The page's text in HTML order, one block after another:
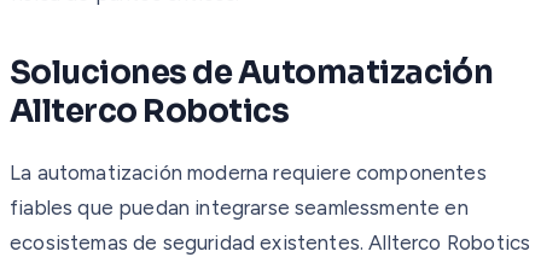
Soluciones de Automatización
Allterco Robotics
La automatización moderna requiere componentes
fiables que puedan integrarse seamlessmente en
ecosistemas de seguridad existentes. Allterco Robotics